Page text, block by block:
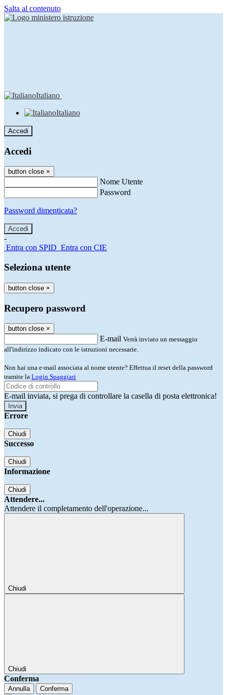
Salta al contenuto
Italiano
Italiano
Accedi
Accedi
button close ×
Nome Utente
Password
Password dimenticata?
-
Entra con SPID Entra con CIE
Seleziona utente
button close ×
Recupero password
button close ×
E-mail Verrà inviato un messaggio
all'indirizzo indicato con le istruzioni necessarie.
Non hai una e-mail associata al nome utente? Effettua il reset della password
tramite la Login Spaggiari
E-mail inviata, si prega di controllare la casella di posta elettronica!
Errore
Chiudi
Successo
Chiudi
Informazione
Chiudi
Attendere...
Attendere il completamento dell'operazione...
Chiudi
Chiudi
Conferma
Annulla Conferma